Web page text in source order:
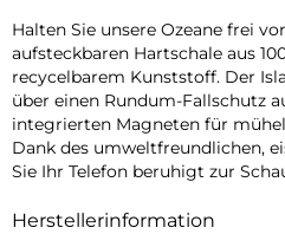
Halten Sie unsere Ozeane frei
aufsteckbaren Hartschale aus
recycelbarem Kunststoff. Der
über einen Rundum-Fallschutz
integrierten Magneten für
Dank des umweltfreundlichen,
Sie Ihr Telefon beruhigt zur
Herstellerinformation